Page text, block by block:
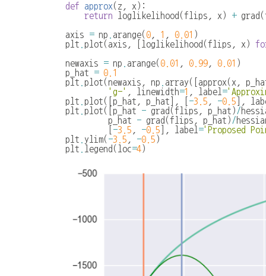
def
approx( z x ):
return
loglikelihood (flips x ) + grad (
axis
= np arange(0 1 0.01 )
plt plot( axis loglikelihood (flips x )
newaxis
= np arange(0.01 0.99 0.01 )
p_hat
= 0.1
plt plot(newaxis np array([ approx( x
'g-'
linewidth=1 label =
plt plot([ p_hat p_hat -3.5 -0.5
plt plot([ p_hat - grad (flips p_hat ) /
p_hat
- grad (flips p_hat ) /
-3.5 -0.5 label ='Proposed
plt
ylim( -3.5 -0.5 )
plt
legend ( loc=4)